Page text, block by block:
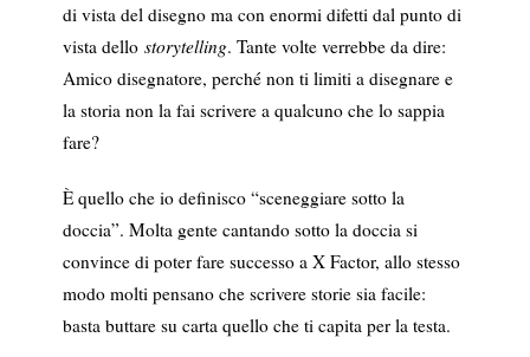
di vista del disegno ma con enormi difetti dal punto di
vista dello storytelling. Tante volte verrebbe da dire:
Amico disegnatore, perché non ti limiti a disegnare e
la storia non la fai scrivere a qualcuno che lo sappia
fare?
È quello che io definisco “sceneggiare sotto la
doccia”. Molta gente cantando sotto la doccia si
convince di poter fare successo a X Factor, allo stesso
modo molti pensano che scrivere storie sia facile:
basta buttare su carta quello che ti capita per la testa.